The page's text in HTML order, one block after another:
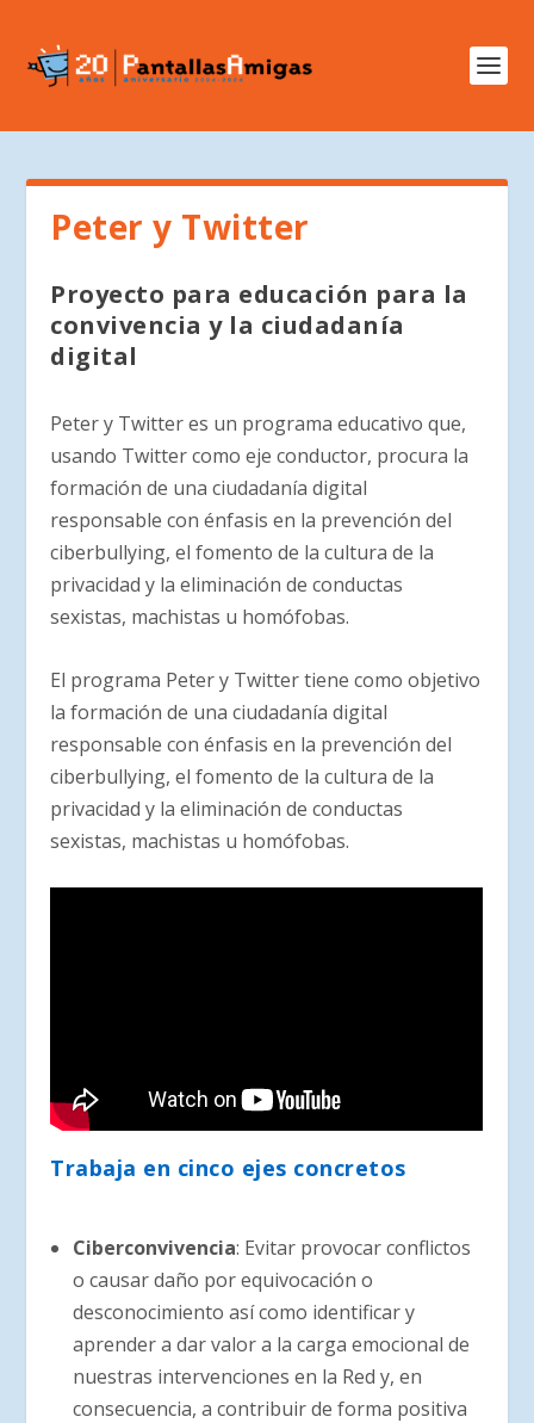
Peter y Twitter
Proyecto para educación para la
convivencia y la ciudadanía
digital
Peter y Twitter es un programa educativo que,
usando Twitter como eje conductor, procura la
formación de una ciudadanía digital
responsable con énfasis en la prevención del
ciberbullying, el fomento de la cultura de la
privacidad y la eliminación de conductas
sexistas, machistas u homófobas.
El programa Peter y Twitter tiene como objetivo
la formación de una ciudadanía digital
responsable con énfasis en la prevención del
ciberbullying, el fomento de la cultura de la
privacidad y la eliminación de conductas
sexistas, machistas u homófobas.
Trabaja en cinco ejes concretos
Ciberconvivencia: Evitar provocar conflictos
o causar daño por equivocación o
desconocimiento así como identificar y
aprender a dar valor a la carga emocional de
nuestras intervenciones en la Red y, en
consecuencia, a contribuir de forma positiva